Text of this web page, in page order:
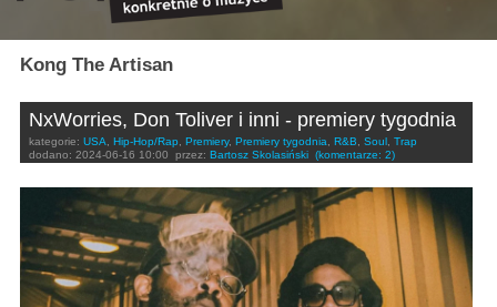
Kong The Artisan
NxWorries, Don Toliver i inni - premiery tygodnia
kategorie: USA, Hip-Hop/Rap, Premiery, Premiery tygodnia, R&B, Soul , Trap
dodano: 2024-06-16 10:00 przez: Bartosz Skolasiński (komentarze: 2)